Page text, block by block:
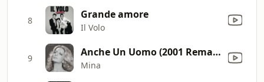
8 Grande amore
Il Volo
9 Anche Un Uomo (2001 Remaster)
Mina